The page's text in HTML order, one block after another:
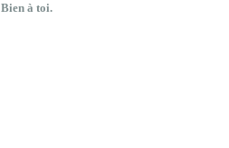
Bien à toi.